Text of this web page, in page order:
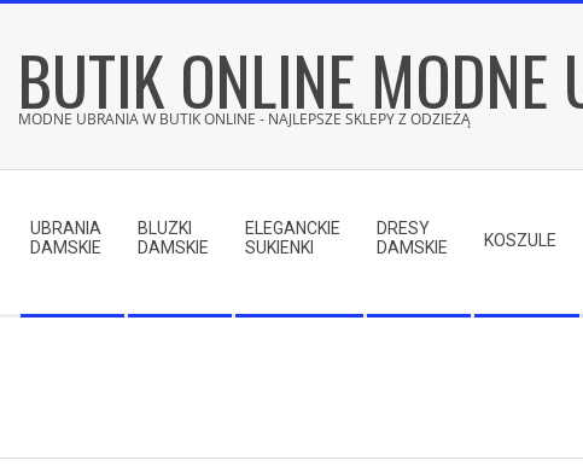
contentBUTIK ONLINE MODNE
MODNE UBRANIA W BUTIK ONLINE - NAJLEPSZE SKLEPY Z ODZIEŻĄ
Menu
UBRANIA
DAMSKIE
BLUZKI
DAMSKIE
ELEGANCKIE
SUKIENKI
DRESY
DAMSKIE
KOSZULE